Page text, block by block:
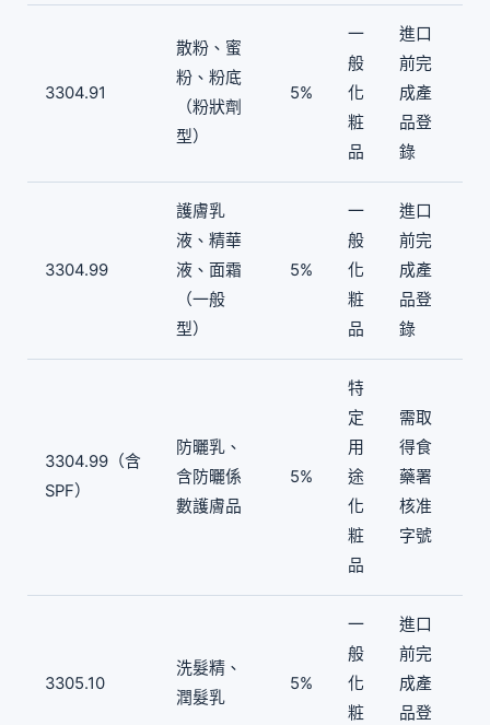
3304.91
散粉、蜜
粉、粉底
（粉狀劑
型）
5%
一
般
化
粧
品
進口
前完
成產
品登
錄
3304.99
護膚乳
液、精華
液、面霜
（一般
型）
5%
一
般
化
粧
品
進口
前完
成產
品登
錄
3304.99（含
SPF）
防曬乳、
含防曬係
數護膚品
5%
特
定
用
途
化
粧
品
需取
得食
藥署
核准
字號
3305.10
洗髮精、
潤髮乳
5%
一
般
化
粧
進口
前完
成產
品登